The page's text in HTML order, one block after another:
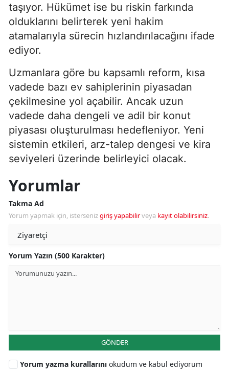
taşıyor. Hükümet ise bu riskin farkında
olduklarını belirterek yeni hakim
atamalarıyla sürecin hızlandırılacağını ifade
ediyor.
Uzmanlara göre bu kapsamlı reform, kısa
vadede bazı ev sahiplerinin piyasadan
çekilmesine yol açabilir. Ancak uzun
vadede daha dengeli ve adil bir konut
piyasası oluşturulması hedefleniyor. Yeni
sistemin etkileri, arz-talep dengesi ve kira
seviyeleri üzerinde belirleyici olacak.
Yorumlar
Takma Ad
Yorum yapmak için, istersenizgiriş yapabilirveya kayıt olabilirsiniz.
Yorum Yazın (500 Karakter)
GÖNDER
Yorum yazma kurallarını okudum ve kabul ediyorum